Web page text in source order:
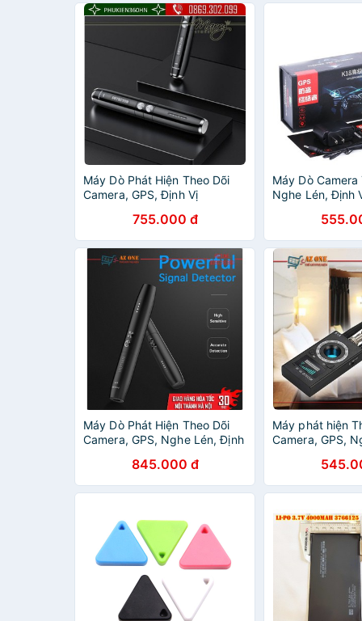
Máy Dò Phát Hiện Theo Dõi
Camera, GPS, Định Vị
755.000 đ
Máy Dò Camera
Nghe Lén, Định
Máy Dò Phát Hiện Theo Dõi
Camera, GPS, Nghe Lén, Định
845.000 đ
Máy phát hiện
Camera, GPS,